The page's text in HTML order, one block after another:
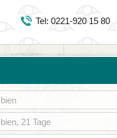
Tel: 0221-920 15 80